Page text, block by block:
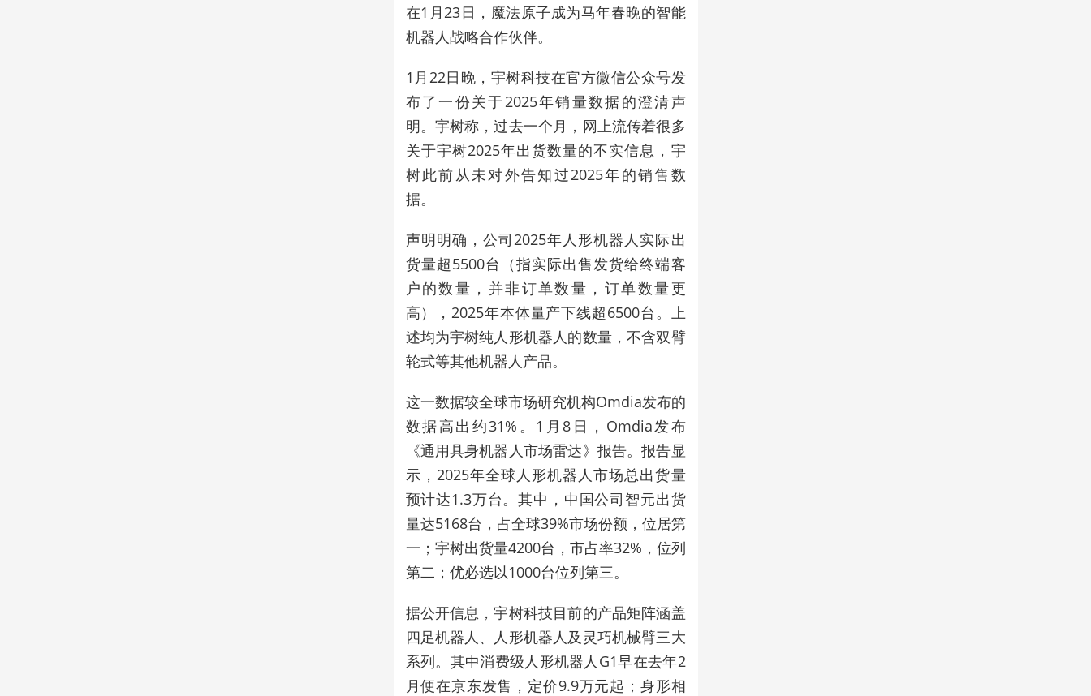
在1 月 23日，魔法原子成为马年春晚的智能
机器人战略合作伙伴。
1 月 22日晚，宇树科技在官方微信公众号发
布了一份关于2025年销量数据的澄清声
明。宇树称，过去一个月，网上流传着很多
关于宇树2025年出货数量的不实信息，宇
树此前从未对外告知过2025年的销售数
据。
声明明确，公司 2025年人形机器人实际出
货量超5500台（指实际出售发货给终端客
户的数量，并非订单数量，订单数量更
高）， 2025年本体量产下线超6500台。上
述均为宇树纯人形机器人的数量，不含双臂
轮式等其他机器人产品。
这一数据较全球市场研究机构Omdia发布的
数据高出约31% 。 1 月 8 日， Omdia发布
《通用具身机器人市场雷达》报告。报告显
示， 2025年全球人形机器人市场总出货量
预计达1.3万台。其中，中国公司智元出货
量达5168台，占全球39%市场份额，位居第
一；宇树出货量4200台，市占率32% ，位列
第二；优必选以1000台位列第三。
据公开信息，宇树科技目前的产品矩阵涵盖
四足机器人、人形机器人及灵巧机械臂三大
系列。其中消费级人形机器人 G1早在去年2
月便在京东发售，定价9.9万元起；身形相